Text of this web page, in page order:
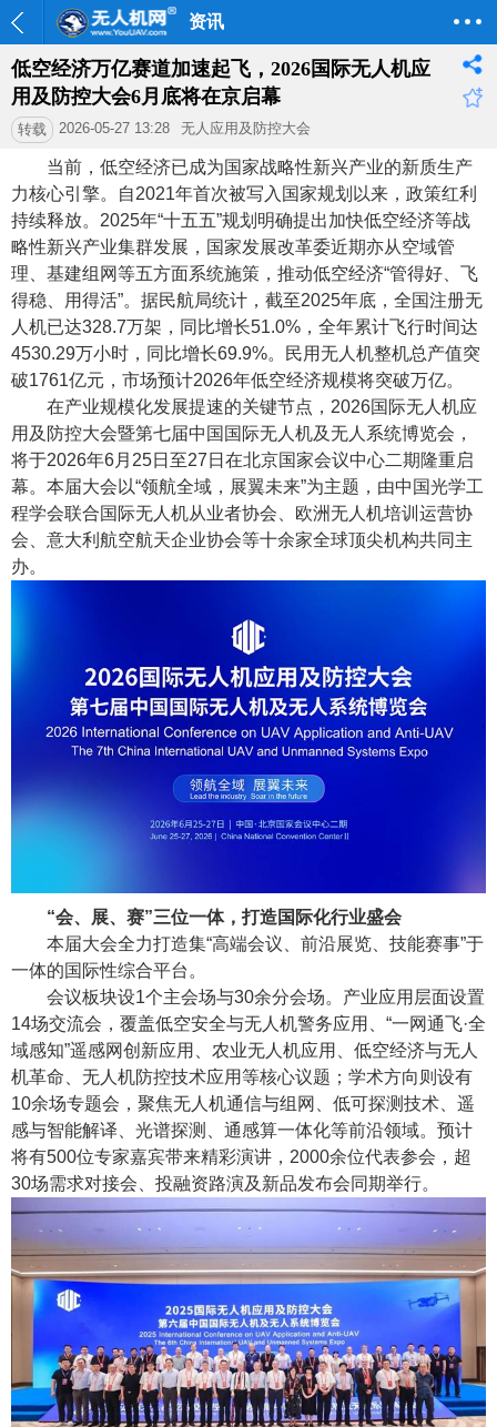
资讯
低空经济万亿赛道加速起飞，2026国际无人机应
用及防控大会6月底将在京启幕
转载 2026-05-27 13:28 无人应用及防控大会
当前，低空经济已成为国家战略性新兴产业的新质生产
力核心引擎。自2021年首次被写入国家规划以来，政策红利
持续释放。 2025年“十五五”规划明确提出加快低空经济等战
略性新兴产业集群发展，国家发展改革委近期亦从空域管
理、基建组网等五方面系统施策，推动低空经济“管得好、飞
得稳、用得活”。据民航局统计，截至2025年底，全国注册无
人机已达328.7万架，同比增长51.0% ，全年累计飞行时间达
4530.29万小时，同比增长69.9%。民用无人机整机总产值突
破1761亿元，市场预计2026年低空经济规模将突破万亿。
在产业规模化发展提速的关键节点， 2026国际无人机应
用及防控大会暨第七届中国国际无人机及无人系统博览会，
将于2026年6月 25日至27 日在北京国家会议中心二期隆重启
幕。本届大会以“领航全域，展翼未来”为主题，由中国光学工
程学会联合国际无人机从业者协会、欧洲无人机培训运营协
会、意大利航空航天企业协会等十余家全球顶尖机构共同主
办。
“会、展、赛”三位一体，打造国际化行业盛会
本届大会全力打造集“高端会议、前沿展览、技能赛事”于
一体的国际性综合平台。
会议板块设1个主会场与30余分会场。产业应用层面设置
14场交流会，覆盖低空安全与无人机警务应用、“一网通飞·全
域感知”遥感网创新应用、农业无人机应用、低空经济与无人
机革命、无人机防控技术应用等核心议题；学术方向则设有
10余场专题会，聚焦无人机通信与组网、低可探测技术、遥
感与智能解译、光谱探测、通感算一体化等前沿领域。预计
将有500位专家嘉宾带来精彩演讲， 2000余位代表参会，超
30场需求对接会、投融资路演及新品发布会同期举行。